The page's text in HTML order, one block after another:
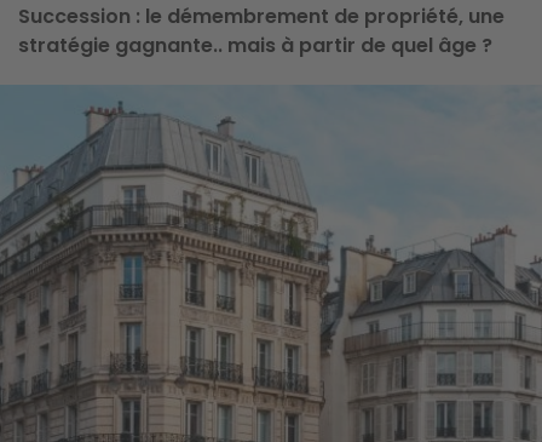
Succession : le démembrement de propriété, une
stratégie gagnante.. mais à partir de quel âge ?